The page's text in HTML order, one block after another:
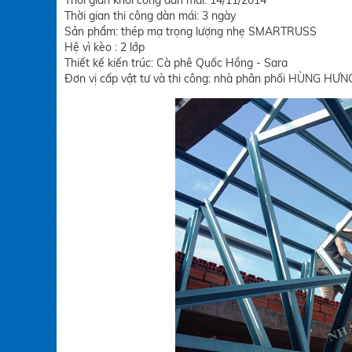
Thời gian thi công dàn mái: 3 ngày
Sản phẩm: thép mạ trọng lượng nhẹ SMARTRUSS
Hệ vì kèo : 2 lớp
Thiết kế kiến trúc: Cà phê Quốc Hồng - Sara
Đơn vị cấp vật tư và thi công: nhà phân phối HÙNG